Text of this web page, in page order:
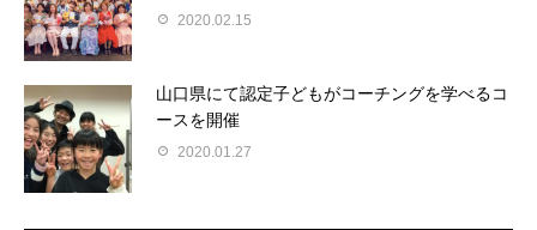
2020.02.15
山口県にて認定子どもがコーチングを学べるコ
ースを開催
2020.01.27